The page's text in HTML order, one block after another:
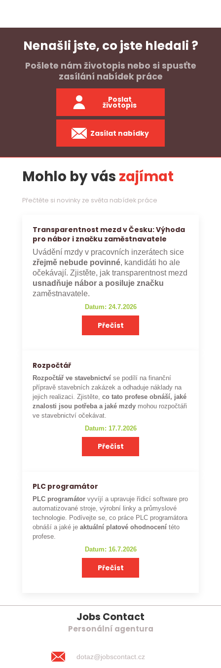
Nenašli jste, co jste hledali ?
Pošlete nám životopis nebo si spusťte
zasílání nabídek práce
Poslat
životopis
Zasílat nabídky
Mohlo by vás zajímat
Přečtěte si novinky ze světa nabídek práce
Transparentnost mezd v Česku: Výhoda
pro nábor i značku zaměstnavatele
Uvádění mzdy v pracovních inzerátech sice
zřejmě nebude povinné, kandidáti ho ale
očekávají. Zjistěte, jak transparentnost mezd
usnadňuje nábor a posiluje značku
zaměstnavatele.
Datum: 24.7.2026
Přečíst
Rozpočtář
Rozpočtář ve stavebnictví se podílí na finanční
přípravě stavebních zakázek a odhaduje náklady na
jejich realizaci. Zjistěte,co tato profese obnáší, jaké
znalosti jsou potřeba a jaké mzdy mohou rozpočtáři
ve stavebnictví očekávat.
Datum: 17.7.2026
Přečíst
PLC programátor
PLC programátor vyvíjí a upravuje řídicí software pro
automatizované stroje, výrobní linky a průmyslové
technologie. Podívejte se, co práce PLC programátora
obnáší a jaké je aktuální platové ohodnocení této
profese.
Datum: 16.7.2026
Přečíst
Jobs Contact
Personální agentura
dotaz@jobscontact.cz